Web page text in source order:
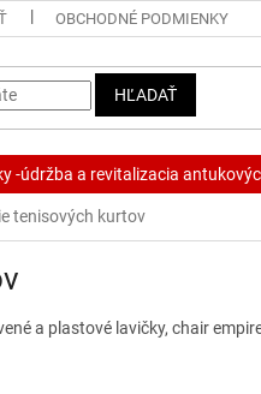
OBCHODNÉ PODMIENKY
HĽADAŤ
-údržba a revitalizacia
tenisových kurtov
a plastové lavičky, chair